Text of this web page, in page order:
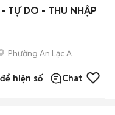
TỰ DO - THU NHẬP
Phường An Lạc A
hiện số Chat